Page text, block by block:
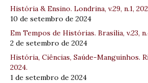
História & Ensino. Londrina, v.29, n.1,
10 de setembro de 2024
Em Tempos de Histórias. Brasília, v.23,
2 de setembro de 2024
História, Ciências, Saúde-Manguinhos.
2024.
1 de setembro de 2024